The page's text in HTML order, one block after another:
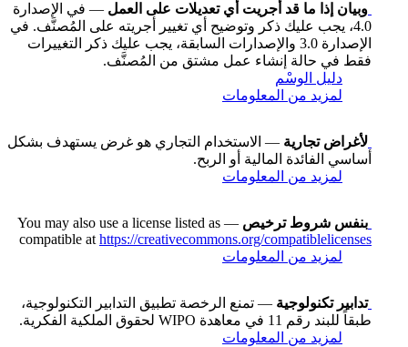
وبيان إذا ما قد أُجريت أي تعديلات على العمل — في الإصدارة
4.0، يجب عليك ذكر وتوضيح أي تغيير أجريته على المُصنَّف. في
الإصدارة 3.0 والإصدارات السابقة، يجب عليك ذكر التغييرات
فقط في حالة إنشاء عمل مشتق من المُصنَّف.
دليل الوسْم
لمزيد من المعلومات
لأغراض تجارية — الاستخدام التجاري هو غرض يستهدف بشكل
أساسي الفائدة المالية أو الربح.
لمزيد من المعلومات
بنفس شروط ترخيص
— You may also use a license listed as
compatible at https://creativecommons.org/compatiblelicenses
لمزيد من المعلومات
تدابير تكنولوجية — تمنع الرخصة تطبيق التدابير التكنولوجية،
طبقاً للبند رقم 11 في معاهدة WIPO لحقوق الملكية الفكرية.
لمزيد من المعلومات